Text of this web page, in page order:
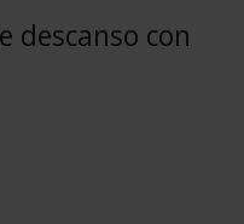
descanso con